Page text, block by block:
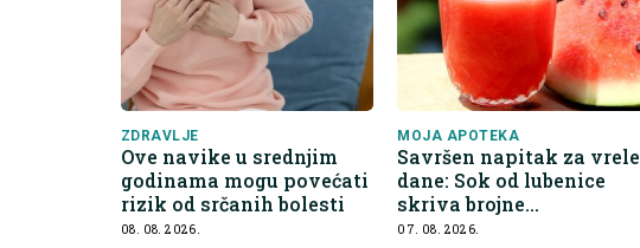
ZDRAVLJE
Ove navike u srednjim
godinama mogu povećati
rizik od srčanih bolesti
08. 08. 2026.
MOJA APOTEKA
Savršen napitak za vrele
dane: Sok od lubenice
skriva brojne
zdravstvene prednosti
07. 08. 2026.